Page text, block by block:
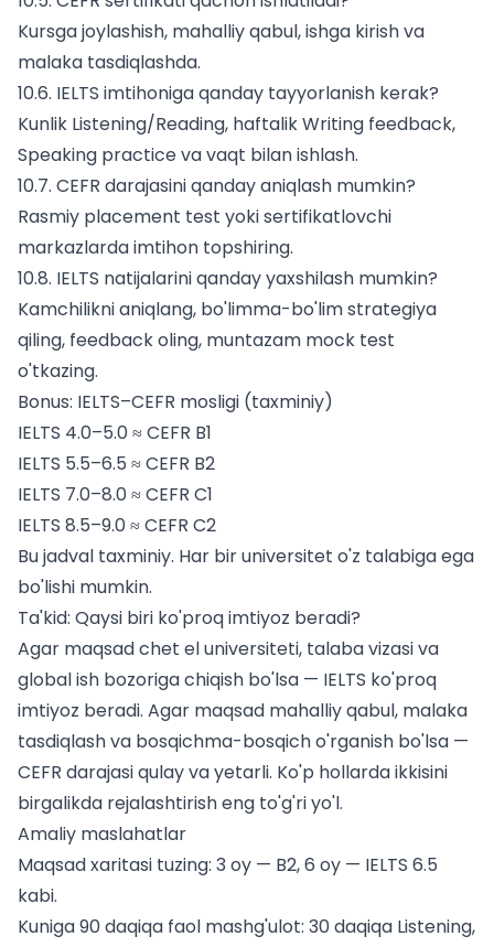
Kursga joylashish, mahalliy qabul, ishga kirish va
malaka tasdiqlashda.
10.6. IELTS imtihoniga qanday tayyorlanish kerak?
Kunlik Listening/Reading, haftalik Writing feedback,
Speaking practice va vaqt bilan ishlash.
10.7. CEFR darajasini qanday aniqlash mumkin?
Rasmiy placement test yoki sertifikatlovchi
markazlarda imtihon topshiring.
10.8. IELTS natijalarini qanday yaxshilash mumkin?
Kamchilikni aniqlang, bo'limma-bo'lim strategiya
qiling, feedback oling, muntazam mock test
o'tkazing.
Bonus: IELTS–CEFR mosligi (taxminiy)
IELTS 4.0–5.0 ≈ CEFR B1
IELTS 5.5–6.5 ≈ CEFR B2
IELTS 7.0–8.0 ≈ CEFR C1
IELTS 8.5–9.0 ≈ CEFR C2
Bu jadval taxminiy. Har bir universitet o'z talabiga ega
bo'lishi mumkin.
Ta'kid: Qaysi biri ko'proq imtiyoz beradi?
Agar maqsad chet el universiteti, talaba vizasi va
global ish bozoriga chiqish bo'lsa — IELTS ko'proq
imtiyoz beradi. Agar maqsad mahalliy qabul, malaka
tasdiqlash va bosqichma-bosqich o'rganish bo'lsa —
CEFR darajasi qulay va yetarli. Ko'p hollarda ikkisini
birgalikda rejalashtirish eng to'g'ri yo'l.
Amaliy maslahatlar
Maqsad xaritasi tuzing: 3 oy — B2, 6 oy — IELTS 6.5
kabi.
Kuniga 90 daqiqa faol mashg'ulot: 30 daqiqa Listening,